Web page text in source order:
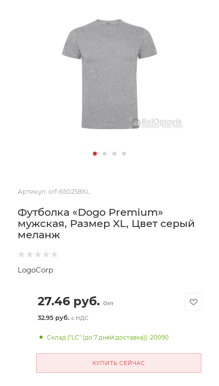
Артикул: orf-650258XL
Футболка «Dogo Premium»
мужская, Размер XL, Цвет серый
меланж
LogoCorp
27.46руб. Опт
32.95 руб. с НДС
Склад ("LC" (до 7 дней доставка)): 20090
КУПИТЬ СЕЙЧАС